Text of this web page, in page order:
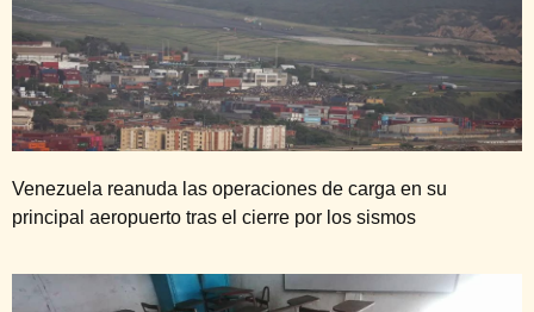
Venezuela reanuda las operaciones de carga en su
principal aeropuerto tras el cierre por los sismos